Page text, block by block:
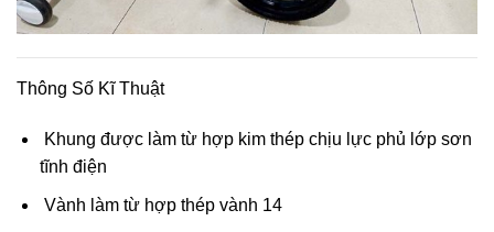
Thông Số Kĩ Thuật
Khung được làm từ hợp kim thép chịu lực phủ lớp sơn
tĩnh điện
Vành làm từ hợp thép vành 14